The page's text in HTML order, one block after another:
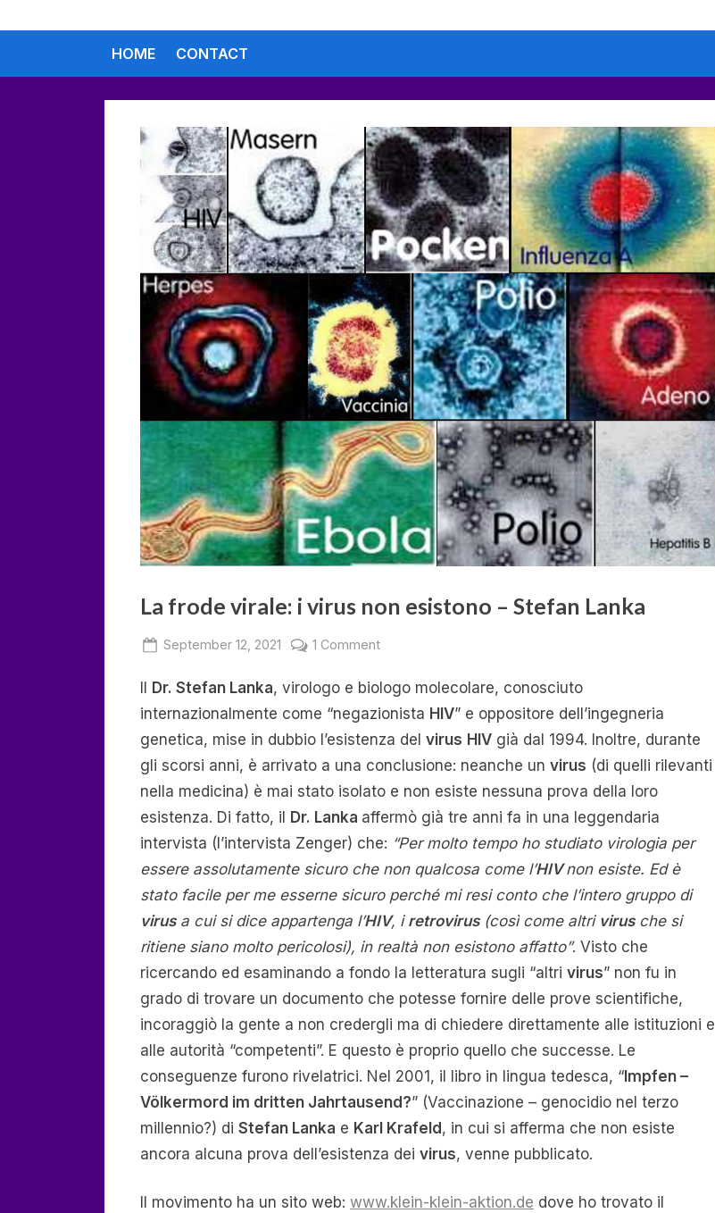
HOME CONTACT
La frode virale: i virus non esistono – Stefan Lanka
Posted
September 12, 2021
1 Commenton
frode
virale:
i
esistono
–
Stefan
Lanka
Il Dr. Stefan Lanka, virologo e biologo molecolare, conosciuto
internazionalmente come “negazionista HIV” e oppositore dell’ingegneria
genetica, mise in dubbio l’esistenza del virus HIV già dal 1994. Inoltre, durante
gli scorsi anni, è arrivato a una conclusione: neanche un virus (di quelli rilevanti
nella medicina) è mai stato isolato e non esiste nessuna prova della loro
esistenza. Di fatto, il Dr. Lanka affermò già tre anni fa in una leggendaria
intervista (l’intervista Zenger) che: “Per molto tempo ho studiato virologia per
essere assolutamente sicuro che non qualcosa come l’HIVnon esiste. Ed è
stato facile per me esserne sicuro perché mi resi conto che l’intero gruppo di
virusa cui si dice appartenga l’HIV, i retrovirus(così come altri virusche si
ritiene siano molto pericolosi), in realtà non esistono affatto”. Visto che
ricercando ed esaminando a fondo la letteratura sugli “altri virus” non fu in
grado di trovare un documento che potesse fornire delle prove scientifiche,
incoraggiò la gente a non credergli ma di chiedere direttamente alle istituzioni e
alle autorità “competenti”. E questo è proprio quello che successe. Le
conseguenze furono rivelatrici. Nel 2001, il libro in lingua tedesca, “Impfen –
Völkermord im dritten Jahrtausend?” (Vaccinazione – genocidio nel terzo
millennio?) di Stefan Lanka e Karl Krafeld, in cui si afferma che non esiste
ancora alcuna prova dell’esistenza dei virus, venne pubblicato.
Il movimento ha un sito web: www.klein-klein-aktion.de dove ho trovato il